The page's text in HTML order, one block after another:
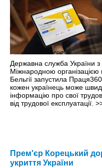
Державна служба України з
Міжнародною
Бельгії запустила
кожен українець може
інформацію про свої
від трудової експлуатації.
Прем'єр Корецький
укриття України